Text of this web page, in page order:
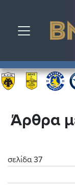
Toggle
Άρθρα
σελίδα 37